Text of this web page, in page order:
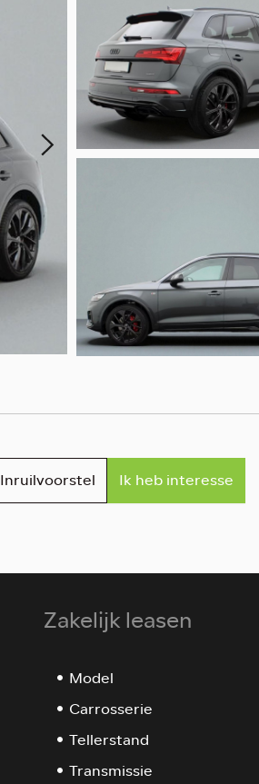
Inruilvoorstel Ik heb interesse
Zakelijk leasen
Model
Carrosserie
Tellerstand
Transmissie